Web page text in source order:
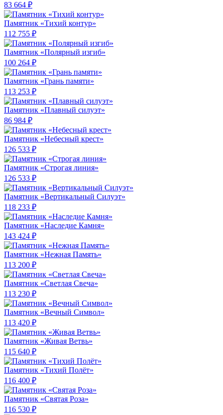
83 664 ₽
Памятник «Тихий контур»
112 755 ₽
Памятник «Полярный изгиб»
100 264 ₽
Памятник «Грань памяти»
113 253 ₽
Памятник «Плавный силуэт»
86 984 ₽
Памятник «Небесный крест»
126 533 ₽
Памятник «Строгая линия»
126 533 ₽
Памятник «Вертикальный Силуэт»
118 233 ₽
Памятник «Наследие Камня»
143 424 ₽
Памятник «Нежная Память»
113 200 ₽
Памятник «Светлая Свеча»
113 230 ₽
Памятник «Вечный Символ»
113 420 ₽
Памятник «Живая Ветвь»
115 640 ₽
Памятник «Тихий Полёт»
116 400 ₽
Памятник «Святая Роза»
116 530 ₽